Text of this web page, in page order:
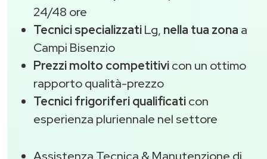
24/48 ore
Tecnici specializzatiLg, nella tua zona a
Campi Bisenzio
Prezzi molto competitivicon un ottimo
rapporto qualità-prezzo
Tecnici frigoriferi qualificaticon
esperienza pluriennale nel settore